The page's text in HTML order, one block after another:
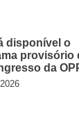
disponível o
provisório
da